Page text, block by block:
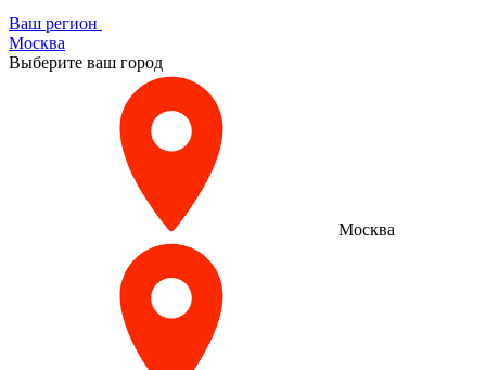
Ваш регион
Москва
Выберите ваш город
Москва